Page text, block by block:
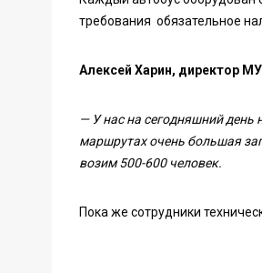
требования обязательное
Алексей Харин, директор
— У нас на сегодняшний день
маршрутах очень большая
возим 500-600 человек.
Пока же сотрудники